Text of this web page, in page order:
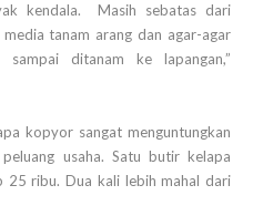
kendala. Masih sebatas dari
tanam arang dan agar-agar
ditanam ke lapangan,”
kopyor sangat menguntungkan
usaha. Satu butir kelapa
25 ribu. Dua kali lebih mahal dari